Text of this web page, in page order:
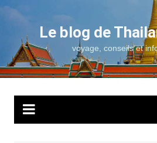
Aller
contenu
Le blog de
voyage, conseils et